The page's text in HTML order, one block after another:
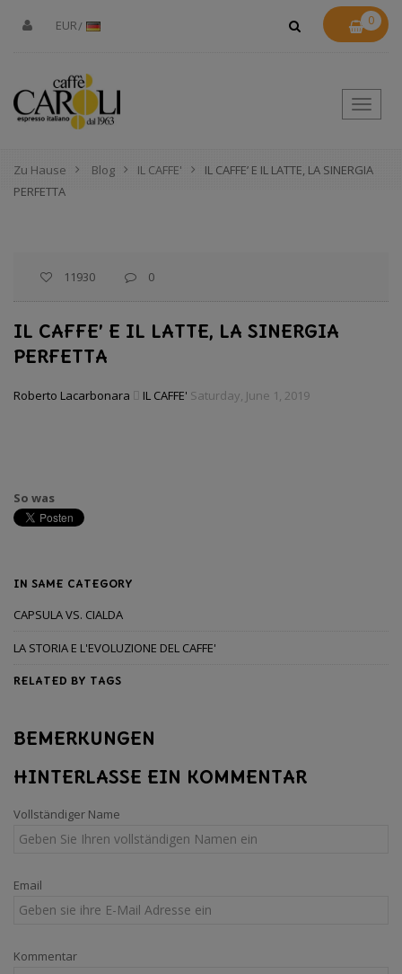
EUR 0
Zu Hause Blog IL CAFFE'
IL CAFFE’ E IL LATTE, LA SINERGIA
PERFETTA
11930 0
IL CAFFE’ E IL LATTE, LA SINERGIA
PERFETTA
Roberto Lacarbonara IL CAFFE' Saturday, June 1, 2019
So was
IN SAME CATEGORY
CAPSULA VS. CIALDA
LA STORIA E L'EVOLUZIONE DEL CAFFE'
RELATED BY TAGS
BEMERKUNGEN
HINTERLASSE EIN KOMMENTAR
Vollständiger Name
Email
Kommentar